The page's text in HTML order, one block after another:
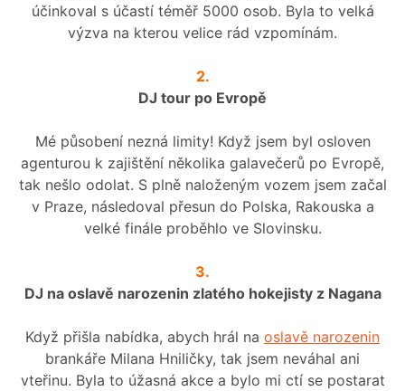
účinkoval s účastí téměř 5000 osob. Byla to velká
výzva na kterou velice rád vzpomínám.
2.
DJ tour po Evropě
Mé působení nezná limity! Když jsem byl osloven
agenturou k zajištění několika galavečerů po Evropě,
tak nešlo odolat. S plně naloženým vozem jsem začal
v Praze, následoval přesun do Polska, Rakouska a
velké finále proběhlo ve Slovinsku.
3.
DJ na oslavě narozenin zlatého hokejisty z Nagana
Když přišla nabídka, abych hrál na oslavě narozenin
brankáře Milana Hniličky, tak jsem neváhal ani
vteřinu. Byla to úžasná akce a bylo mi ctí se postarat